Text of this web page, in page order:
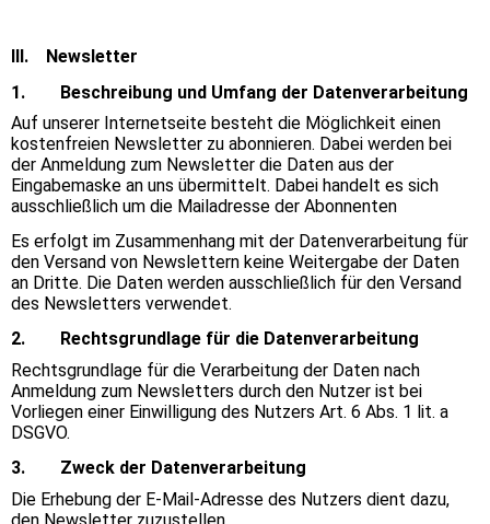
III. Newsletter
1. Beschreibung und Umfang der Datenverarbeitung
Auf unserer Internetseite besteht die Möglichkeit einen
kostenfreien Newsletter zu abonnieren. Dabei werden bei
der Anmeldung zum Newsletter die Daten aus der
Eingabemaske an uns übermittelt. Dabei handelt es sich
ausschließlich um die Mailadresse der Abonnenten
Es erfolgt im Zusammenhang mit der Datenverarbeitung für
den Versand von Newslettern keine Weitergabe der Daten
an Dritte. Die Daten werden ausschließlich für den Versand
des Newsletters verwendet.
2. Rechtsgrundlage für die Datenverarbeitung
Rechtsgrundlage für die Verarbeitung der Daten nach
Anmeldung zum Newsletters durch den Nutzer ist bei
Vorliegen einer Einwilligung des Nutzers Art. 6 Abs. 1 lit. a
DSGVO.
3. Zweck der Datenverarbeitung
Die Erhebung der E-Mail-Adresse des Nutzers dient dazu,